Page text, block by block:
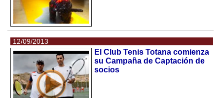
12/09/2013
El Club Tenis Totana comienza
su Campaña de Captación de
socios